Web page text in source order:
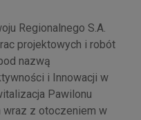
Regionalnego S.A.
projektowych i robót
nazwą
i Innowacji w
Pawilonu
z otoczeniem w